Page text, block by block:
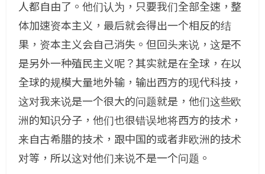
人都自由了。他们认为，只要我们全部全速，整
体加速资本主义，最后就会得出一个相反的结
果，资本主义会自己消失。但回头来说，这是不
是另外一种殖民主义呢？其实就是在全球，在以
全球的规模大量地外输，输出西方的现代科技，
这对我来说是一个很大的问题就是，他们这些欧
洲的知识分子，他们也很错误地将西方的技术，
来自古希腊的技术，跟中国的或者非欧洲的技术
对等，所以这对他们来说不是一个问题。